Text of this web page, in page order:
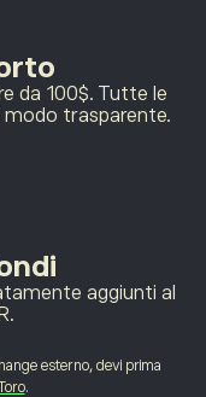
da 100$. Tutte le
trasparente.
aggiunti al
esterno, devi prima
.